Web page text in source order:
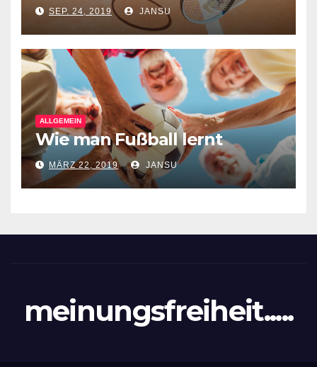
SEP. 24, 2019 JANSU
ALLGEMEIN
Wie man Fußball lernt
MÄRZ 22, 2019 JANSU
meinungsfreiheit.....